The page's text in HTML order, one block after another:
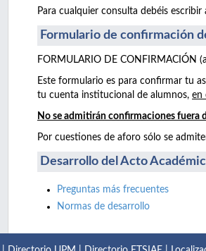
Para cualquier consulta debéis escribir
Formulario de confirmación
FORMULARIO DE CONFIRMACIÓN
Este formulario es para confirmar tu
tu cuenta institucional de alumnos, en
No se admitirán confirmaciones fuera
Por cuestiones de aforo sólo se
Desarrollo del Acto
Preguntas más frecuentes
Normas de desarrollo